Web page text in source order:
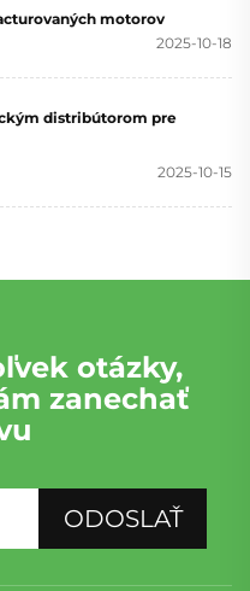
motorov
2025-10-18
distribútorom pre
2025-10-15
otázky,
zanechať
ODOSLAŤ